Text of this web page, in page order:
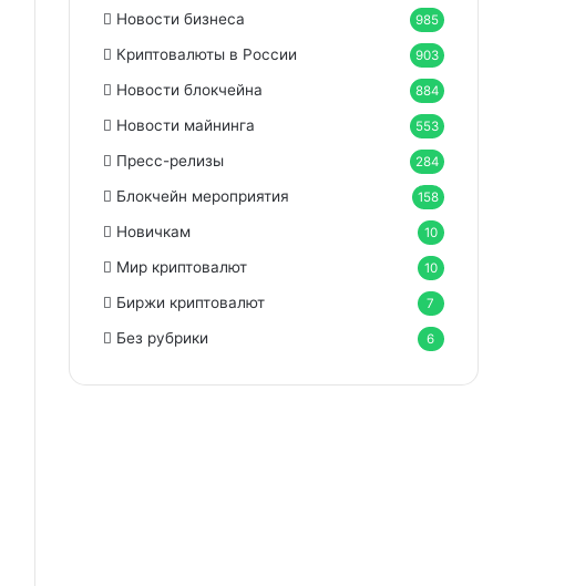
Новости бизнеса 985
Криптовалюты в России 903
Новости блокчейна 884
Новости майнинга 553
Пресс-релизы 284
Блокчейн мероприятия 158
Новичкам 10
Мир криптовалют 10
Биржи криптовалют 7
Без рубрики 6